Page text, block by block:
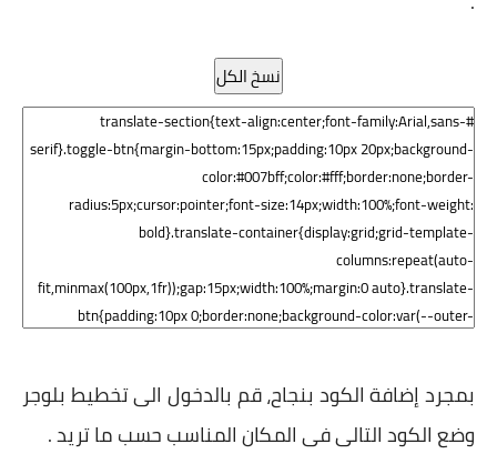
بمجرد إضافة الكود بنجاح، قم بالدخول الى تخطيط بلوجر
وضع الكود التالى فى المكان المناسب حسب ما تريد .